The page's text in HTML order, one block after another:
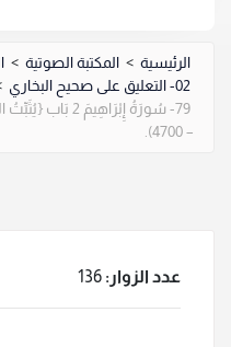
الرئيسية > المكتبة الصوتية >
02- التعليق على صحيح البخاري
– 4700).
عدد الزوار: 136